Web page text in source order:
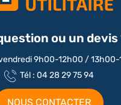
ou un devis
9h00-12h00 / 13h00-
Tél : 04 28 29 75 94
NOUS CONTACTER